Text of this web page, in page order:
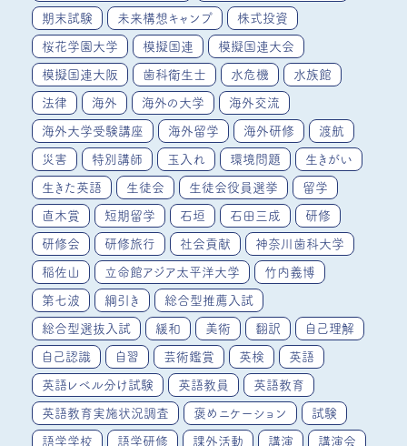
期末試験 未来構想キャンプ 株式投資
桜花学園大学 模擬国連 模擬国連大会
模擬国連大阪 歯科衛生士 水危機 水族館
法律 海外 海外の大学 海外交流
海外大学受験講座 海外留学 海外研修 渡航
災害 特別講師 玉入れ 環境問題 生きがい
生きた英語 生徒会 生徒会役員選挙 留学
直木賞 短期留学 石垣 石田三成 研修
研修会 研修旅行 社会貢献 神奈川歯科大学
稲佐山 立命館アジア太平洋大学 竹内義博
第七波 綱引き 総合型推薦入試
総合型選抜入試 緩和 美術 翻訳 自己理解
自己認識 自習 芸術鑑賞 英検 英語
英語レベル分け試験 英語教員 英語教育
英語教育実施状況調査 褒めニケーション 試験
語学学校 語学研修 課外活動 講演 講演会